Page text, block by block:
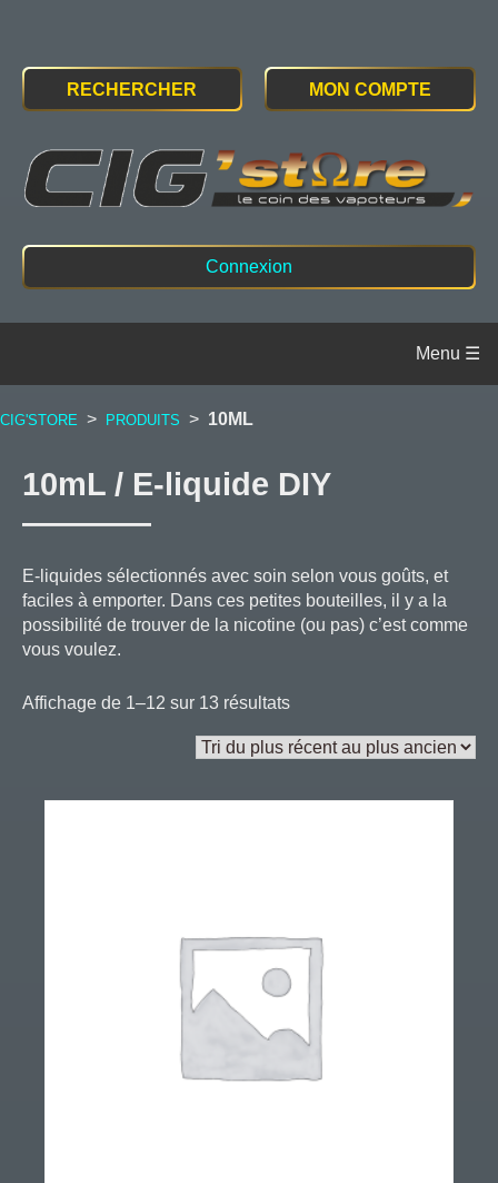
RECHERCHER MON COMPTE
Connexion
CIG'STORE > PRODUITS > 10ML
10mL / E-liquide DIY
E-liquides sélectionnés avec soin selon vous goûts, et
faciles à emporter. Dans ces petites bouteilles, il y a la
possibilité de trouver de la nicotine (ou pas) c’est comme
vous voulez.
Affichage de 1–12 sur 13 résultatsTrié
plus
au